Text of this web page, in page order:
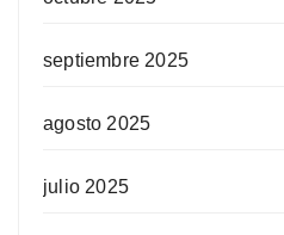
septiembre 2025
agosto 2025
julio 2025